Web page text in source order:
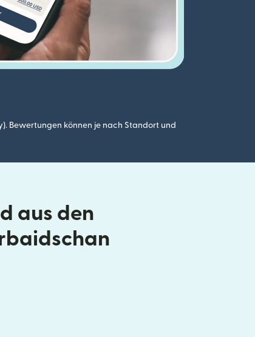
Bewertungen können je nach Standort und
aus den